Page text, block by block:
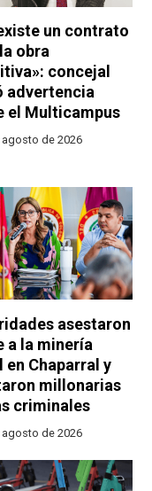
un contrato
obra
concejal
advertencia
el Multicampus
agosto de 2026
asestaron
a la minería
en Chaparral y
millonarias
criminales
agosto de 2026